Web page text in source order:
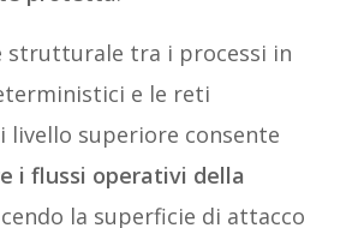
strutturale tra i processi in
e le reti
livello superiore consente
i flussi operativi della
la superficie di attacco